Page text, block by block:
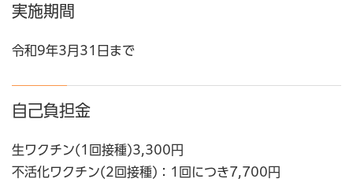
実施期間
令和9年3月31日まで
自己負担金
生ワクチン(1回接種)3,300円
不活化ワクチン(2回接種)：1回につき7,700円